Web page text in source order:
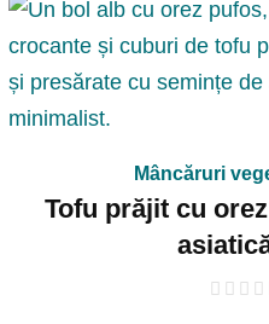
Mâncăruri
Tofu prăjit cu